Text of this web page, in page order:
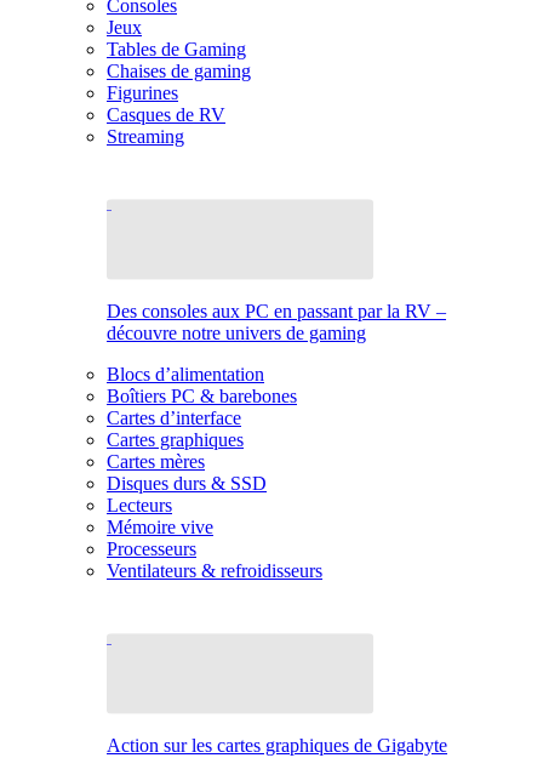
Consoles
Jeux
Tables de Gaming
Chaises de gaming
Figurines
Casques de RV
Streaming
Des consoles aux PC en passant par la RV –
découvre notre univers de gaming
Blocs d’alimentation
Boîtiers PC & barebones
Cartes d’interface
Cartes graphiques
Cartes mères
Disques durs & SSD
Lecteurs
Mémoire vive
Processeurs
Ventilateurs & refroidisseurs
Action sur les cartes graphiques de Gigabyte